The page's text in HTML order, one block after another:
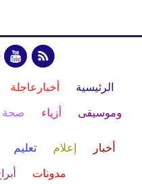
الرئيسية أخبارعاجلة
وموسيقى أزياء صحة
أخبار إعلام تعليم
مدونات